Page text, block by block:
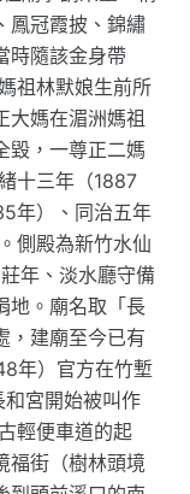
鳳冠霞披、錦繡
時隨該金身帶
祖林默娘生前所
大媽在湄洲媽祖
毀，一尊正二媽
十三年（1887
年）、同治五年
側殿為新竹水仙
年、淡水廳守備
地。廟名取「長
，建廟至今已有
年）官方在竹塹
宮開始被叫作
輕便車道的起
福街（樹林頭境